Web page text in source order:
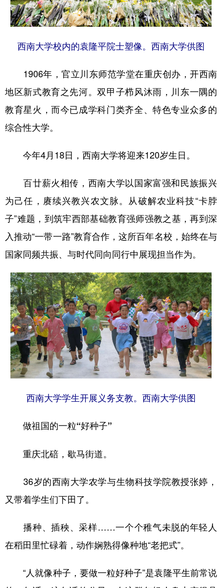
西南大学校内的袁隆平院士塑像。西南大学供图
1906年，官立川东师范学堂在重庆创办，开西南
地区新式教育之先河。双甲子栉风沐雨，川东一隅的
教育星火，而今已成学科门类齐全、特色专业众多的
综合性大学。
今年4月18日，西南大学将迎来120岁生日。
百廿薪火相传，西南大学以国家富强和民族振兴
为己任，赓续兴教兴农文脉。从破解农业科技“卡脖
子”难题，到筑牢西部基础教育强师强教之基，再到深
入推动“一带一路”教育合作，这所百年名校，始终在与
国家同频共振、与时代同向同行中展现担当作为。
西南大学学生开展义务支教。西南大学供图
做祖国的一粒“好种子”
重庆北碚，歇马街道。
36岁的西南大学农学与生物科技学院教授张婷，
又带着学生们下田了。
播种、插秧、采样……一个个稚气未脱的年轻人
在稻田里忙碌着，动作娴熟得像种地“老把式”。
“人就像种子，要做一粒好种子”是袁隆平生前常说